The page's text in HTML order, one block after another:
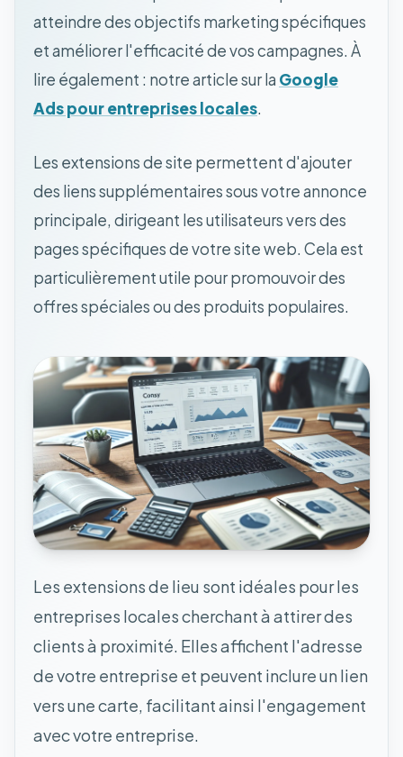
atteindre des objectifs marketing spécifiques
et améliorer l'efficacité de vos campagnes. À
lire également : notre article sur la Google
Ads pour entreprises locales.
Les extensions de site permettent d'ajouter
des liens supplémentaires sous votre annonce
principale, dirigeant les utilisateurs vers des
pages spécifiques de votre site web. Cela est
particulièrement utile pour promouvoir des
offres spéciales ou des produits populaires.
Les extensions de lieu sont idéales pour les
entreprises locales cherchant à attirer des
clients à proximité. Elles affichent l'adresse
de votre entreprise et peuvent inclure un lien
vers une carte, facilitant ainsi l'engagement
avec votre entreprise.